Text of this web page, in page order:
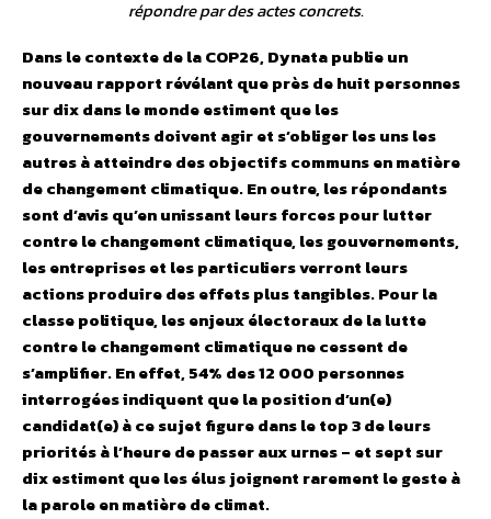
répondre par des actes concrets.
Dans le contexte de la COP26, Dynata publie un
nouveau rapport révélant que près de huit personnes
sur dix dans le monde estiment que les
gouvernements doivent agir et s’obliger les uns les
autres à atteindre des objectifs communs en matière
de changement climatique. En outre, les répondants
sont d’avis qu’en unissant leurs forces pour lutter
contre le changement climatique, les gouvernements,
les entreprises et les particuliers verront leurs
actions produire des effets plus tangibles. Pour la
classe politique, les enjeux électoraux de la lutte
contre le changement climatique ne cessent de
s’amplifier. En effet, 54% des 12 000 personnes
interrogées indiquent que la position d’un(e)
candidat(e) à ce sujet figure dans le top 3 de leurs
priorités à l’heure de passer aux urnes – et sept sur
dix estiment que les élus joignent rarement le geste à
la parole en matière de climat.